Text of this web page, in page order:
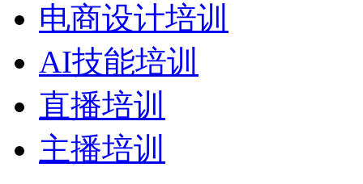
电商设计培训
AI技能培训
直播培训
主播培训